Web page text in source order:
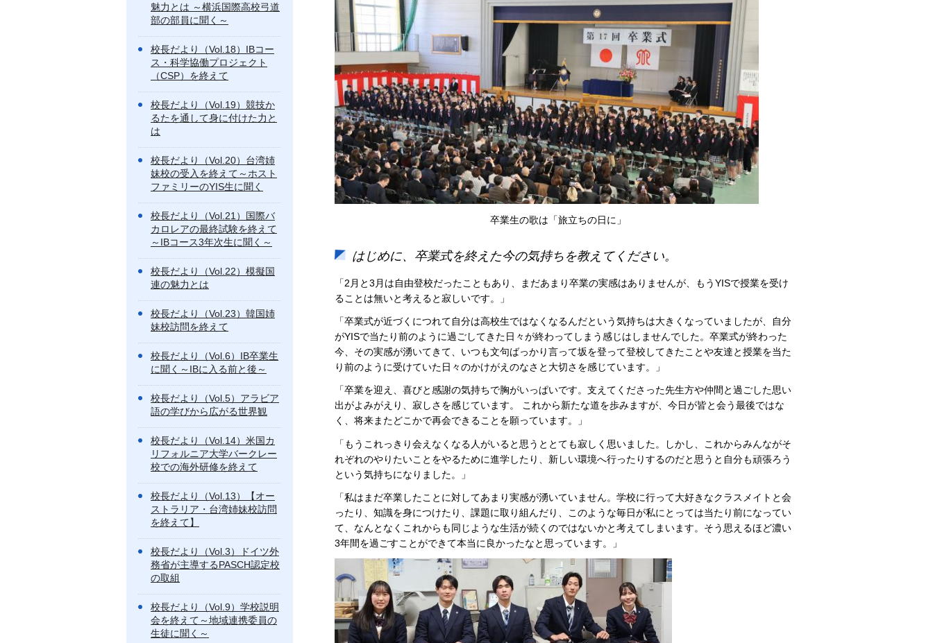
魅力とは ～横浜国際高校弓道
部の部員に聞く～
校長だより（Vol.18）IBコー
ス・科学協働プロジェクト
（CSP）を終えて
校長だより（Vol.19）競技か
るたを通して身に付けた力と
は
校長だより（Vol.20）台湾姉
妹校の受入を終えて～ホスト
ファミリーのYIS生に聞く
校長だより（Vol.21）国際バ
カロレアの最終試験を終えて
～IBコース3年次生に聞く～
校長だより（Vol.22）模擬国
連の魅力とは
校長だより（Vol.23）韓国姉
妹校訪問を終えて
校長だより（Vol.6）IB卒業生
に聞く～IBに入る前と後～
校長だより（Vol.5）アラビア
語の学びから広がる世界観
校長だより（Vol.14）米国カ
リフォルニア大学バークレー
校での海外研修を終えて
校長だより（Vol.13）【オー
ストラリア・台湾姉妹校訪問
を終えて】
校長だより（Vol.3）ドイツ外
務省が主導するPASCH認定校
の取組
校長だより（Vol.9）学校説明
会を終えて～地域連携委員の
生徒に聞く～
卒業生の歌は「旅立ちの日に」
はじめに、卒業式を終えた今の気持ちを教えてください。
「2月と3月は自由登校だったこともあり、まだあまり卒業の実感はありませんが、もうYISで授業を受け
ることは無いと考えると寂しいです。」
「卒業式が近づくにつれて自分は高校生ではなくなるんだという気持ちは大きくなっていましたが、自分
がYISで当たり前のように過ごしてきた日々が終わってしまう感じはしませんでした。卒業式が終わった
今、その実感が湧いてきて、いつも文句ばっかり言って坂を登って登校してきたことや友達と授業を当た
り前のように受けていた日々のかけがえのなさと大切さを感じています。」
「卒業を迎え、喜びと感謝の気持ちで胸がいっぱいです。支えてくださった先生方や仲間と過ごした思い
出がよみがえり、寂しさを感じています。 これから新たな道を歩みますが、今日が皆と会う最後ではな
く、将来またどこかで再会できることを願っています。」
「もうこれっきり会えなくなる人がいると思うととても寂しく思いました。しかし、これからみんながそ
れぞれのやりたいことをやるために進学したり、新しい環境へ行ったりするのだと思うと自分も頑張ろう
という気持ちになりました。」
「私はまだ卒業したことに対してあまり実感が湧いていません。学校に行って大好きなクラスメイトと会
ったり、知識を身につけたり、課題に取り組んだり、このような毎日が私にとっては当たり前になってい
て、なんとなくこれからも同じような生活が続くのではないかと考えてしまいます。そう思えるほど濃い
3年間を過ごすことができて本当に良かったなと思っています。」